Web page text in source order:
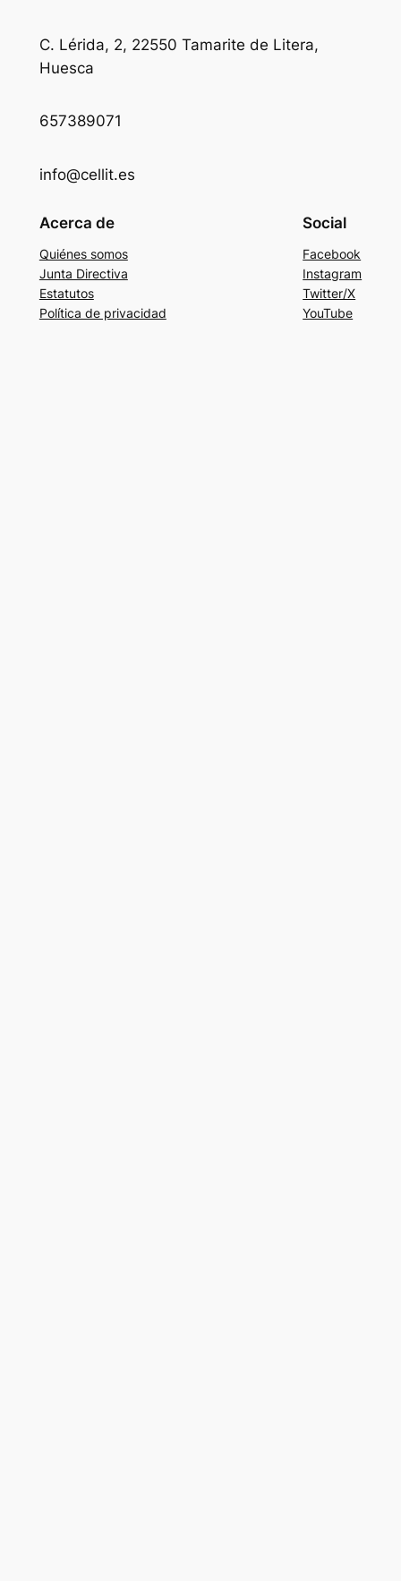
C. Lérida, 2, 22550 Tamarite de Litera,
Huesca
657389071
info@cellit.es
Acerca de
Quiénes somos
Junta Directiva
Estatutos
Política de privacidad
Social
Facebook
Instagram
Twitter/X
YouTube